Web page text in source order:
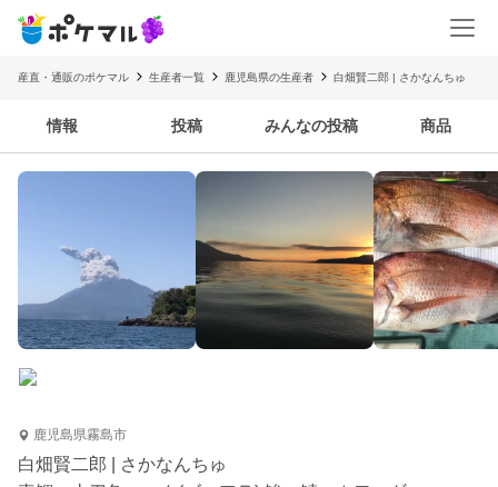
産直・通販のポケマル 生産者一覧 鹿児島県の生産者 白畑賢二郎 | さかなんちゅ
情報 投稿 みんなの投稿 商品
鹿児島県霧島市
白畑賢二郎 | さかなんちゅ